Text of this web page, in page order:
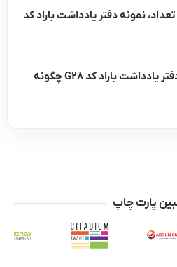
دفتر یادداشت باراد کد
قیمت سفارش تعداد دفتر یادداشت باراد کد G28 چگونه
چاپ